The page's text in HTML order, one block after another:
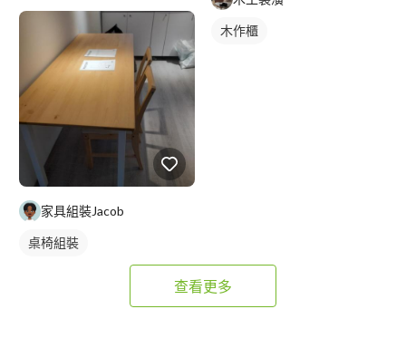
家具組裝Jacob
桌椅組裝
木作櫃
查看更多